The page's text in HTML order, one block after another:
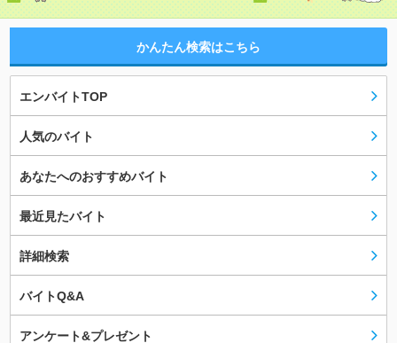
かんたん検索はこちら
エンバイトTOP
人気のバイト
あなたへのおすすめバイト
最近見たバイト
詳細検索
バイトQ&A
アンケート&プレゼント